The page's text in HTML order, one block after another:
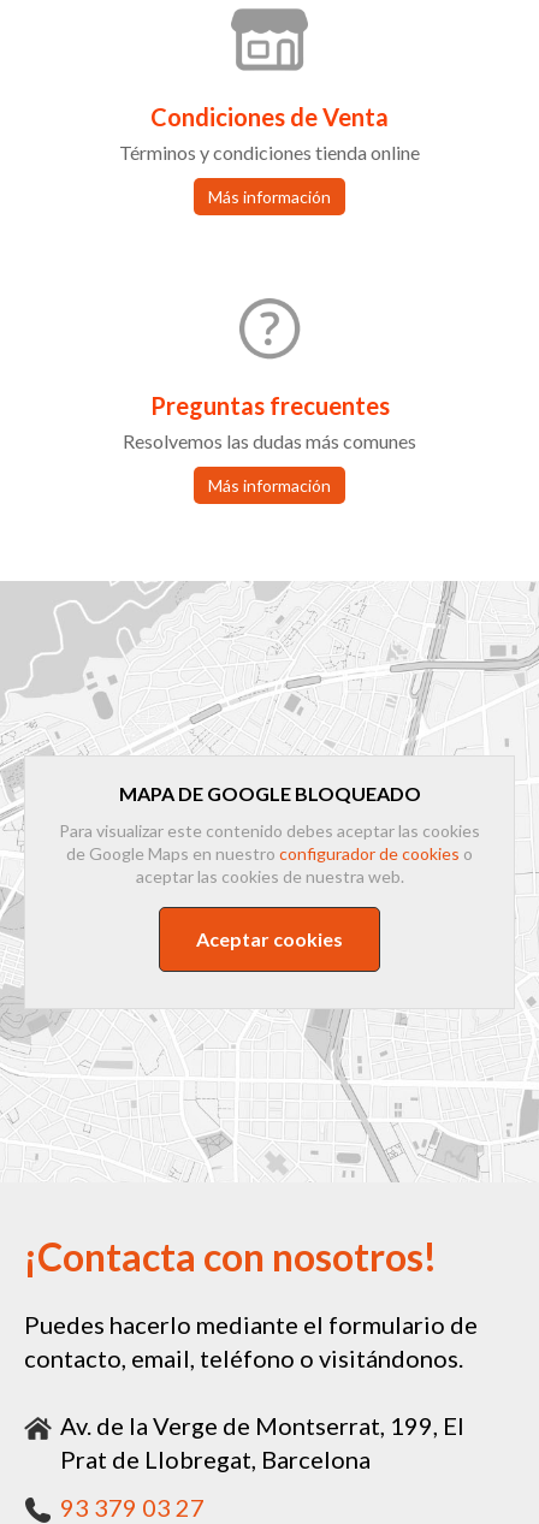
Condiciones de Venta
Términos y condiciones tienda online
Más información
Preguntas frecuentes
Resolvemos las dudas más comunes
Más información
MAPA DE GOOGLE BLOQUEADO
Para visualizar este contenido debes aceptar las cookies
de Google Maps en nuestro configurador de cookies o
aceptar las cookies de nuestra web.
Aceptar cookies
¡Contacta con nosotros!
Puedes hacerlo mediante el formulario de
contacto, email, teléfono o visitándonos.
Av. de la Verge de Montserrat, 199, El
Prat de Llobregat, Barcelona
93 379 03 27